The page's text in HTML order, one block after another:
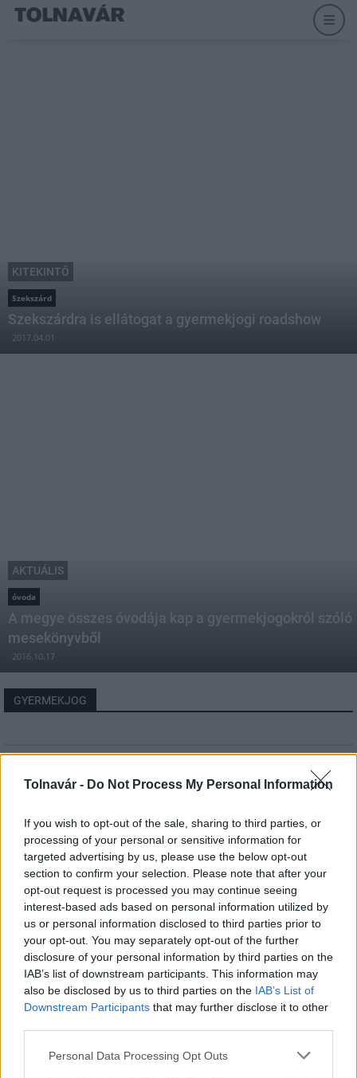
Tolnavár - Do Not Process My Personal Information
If you wish to opt-out of the sale, sharing to third parties, or
processing of your personal or sensitive information for
targeted advertising by us, please use the below opt-out
section to confirm your selection. Please note that after your
opt-out request is processed you may continue seeing
interest-based ads based on personal information utilized by
us or personal information disclosed to third parties prior to
your opt-out. You may separately opt-out of the further
disclosure of your personal information by third parties on the
IAB’s list of downstream participants. This information may
also be disclosed by us to third parties on the IAB’s List of
Downstream Participants that may further disclose it to other
Please note that this website/app uses one or more Google
Personal Data Processing Opt Outs
KITEKINTŐ
Szekszárd
Szekszárdra is ellátogat a gyermekjogi roadshow
2017.04.01
AKTUÁLIS
óvoda
A megye összes óvodája kap a gyermekjogokról szóló
mesekönyvből
2016.10.17
GYERMEKJOG
Név
E-mail cím
Feliratkozom a hírlevélre és elfogadom azadatvédelmi
szabályzatot!
FELIRATKOZÁS